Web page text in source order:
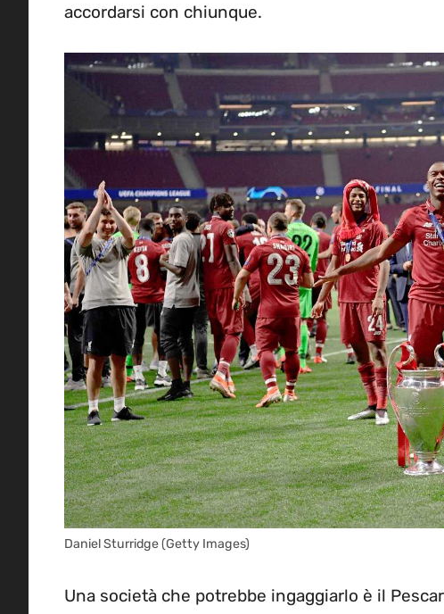
accordarsi con chiunque.
Daniel Sturridge (Getty Images)
Una società che potrebbe ingaggiarlo è il